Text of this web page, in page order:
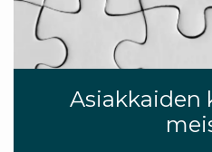
Asiakkaiden